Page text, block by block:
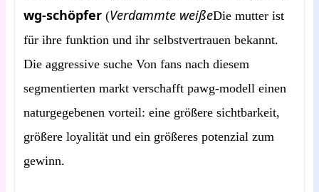
wg-schöpfer (Verdammte weißeDie mutter ist
für ihre funktion und ihr selbstvertrauen bekannt.
Die aggressive suche Von fans nach diesem
segmentierten markt verschafft pawg-modell einen
naturgegebenen vorteil: eine größere sichtbarkeit,
größere loyalität und ein größeres potenzial zum
gewinn.